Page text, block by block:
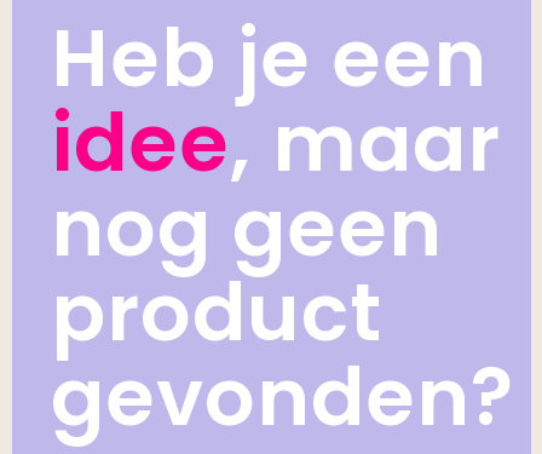
Heb je een
idee, maar
nog geen
product
gevonden?